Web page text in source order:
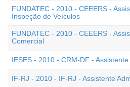
FUNDATEC - 2010 - CEEERS -
Inspeção de Veículos
FUNDATEC - 2010 - CEEERS -
Comercial
IESES - 2010 - CRM-DF -
IF-RJ - 2010 - IF-RJ - Assistente